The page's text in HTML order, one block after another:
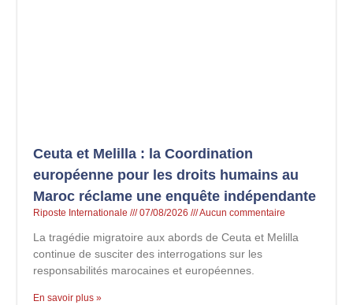
Ceuta et Melilla : la Coordination
européenne pour les droits humains au
Maroc réclame une enquête indépendante
Riposte Internationale 07/08/2026 Aucun commentaire
La tragédie migratoire aux abords de Ceuta et Melilla
continue de susciter des interrogations sur les
responsabilités marocaines et européennes.
En savoir plus »